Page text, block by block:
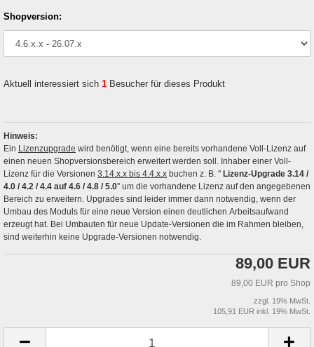
Shopversion:
Aktuell interessiert sich 1 Besucher für dieses Produkt
Hinweis:
Ein Lizenzupgrade wird benötigt, wenn eine bereits vorhandene Voll-Lizenz auf
einen neuen Shopversionsbereich erweitert werden soll. Inhaber einer Voll-
Lizenz für die Versionen 3.14.x.x bis 4.4.x.x buchen z. B. " Lizenz-Upgrade 3.14 /
4.0 / 4.2 / 4.4 auf 4.6 / 4.8 / 5.0" um die vorhandene Lizenz auf den angegebenen
Bereich zu erweitern. Upgrades sind leider immer dann notwendig, wenn der
Umbau des Moduls für eine neue Version einen deutlichen Arbeitsaufwand
erzeugt hat. Bei Umbauten für neue Update-Versionen die im Rahmen bleiben,
sind weiterhin keine Upgrade-Versionen notwendig.
89,00 EUR
89,00 EUR pro Shop
zzgl. 19% MwSt.
105,91 EUR inkl. 19% MwSt.